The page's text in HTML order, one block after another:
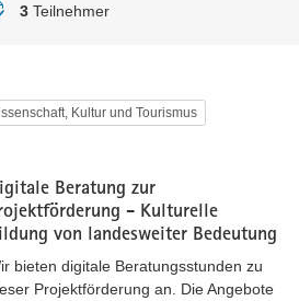
3Teilnehmer
Kultur und Tourismus
Beratung zur
- Kulturelle
von landesweiter Bedeutung
bieten digitale Beratungsstunden zu
Projektförderung an. Die Angebote